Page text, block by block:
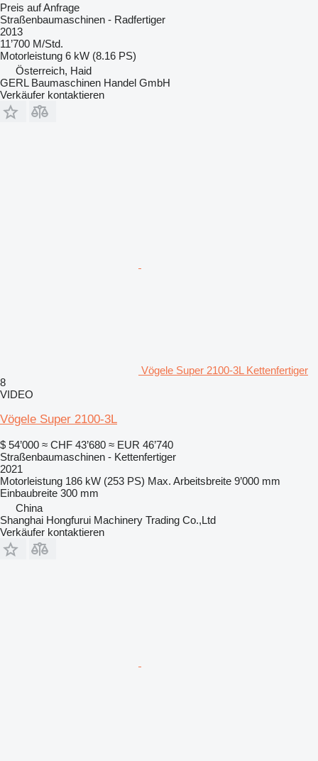
Preis auf Anfrage
Straßenbaumaschinen - Radfertiger
2013
11’700 M/Std.
Motorleistung 6 kW (8.16 PS)
Österreich, Haid
GERL Baumaschinen Handel GmbH
Verkäufer kontaktieren
Vögele Super 2100-3L Kettenfertiger
8
VIDEO
Vögele Super 2100-3L
$ 54’000 ≈ CHF 43’680 ≈ EUR 46’740
Straßenbaumaschinen - Kettenfertiger
2021
Motorleistung 186 kW (253 PS) Max. Arbeitsbreite 9’000 mm
Einbaubreite 300 mm
China
Shanghai Hongfurui Machinery Trading Co.,Ltd
Verkäufer kontaktieren